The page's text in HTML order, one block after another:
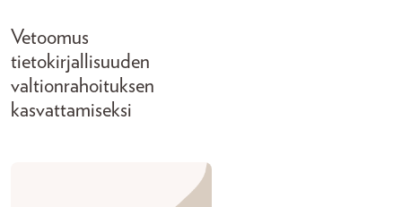
Vetoomus
tietokirjallisuuden
valtionrahoituksen
kasvattamiseksi